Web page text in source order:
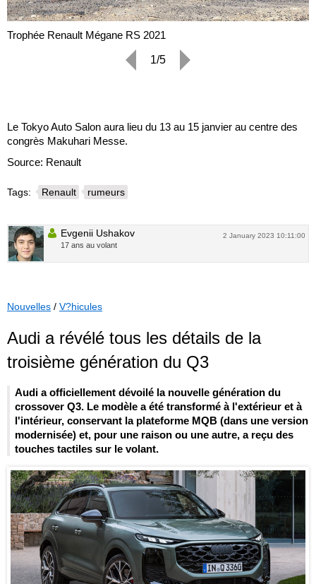
Trophée Renault Mégane RS 2021
1/5
Le Tokyo Auto Salon aura lieu du 13 au 15 janvier au centre des
congrès Makuhari Messe.
Source: Renault
Tags: Renault rumeurs
2 January 2023 10:11:00
Evgenii Ushakov
17 ans au volant
Nouvelles / V?hicules
Audi a révélé tous les détails de la
troisième génération du Q3
Audi a officiellement dévoilé la nouvelle génération du
crossover Q3. Le modèle a été transformé à l'extérieur et à
l'intérieur, conservant la plateforme MQB (dans une version
modernisée) et, pour une raison ou une autre, a reçu des
touches tactiles sur le volant.